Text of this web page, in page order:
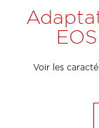
Voir les